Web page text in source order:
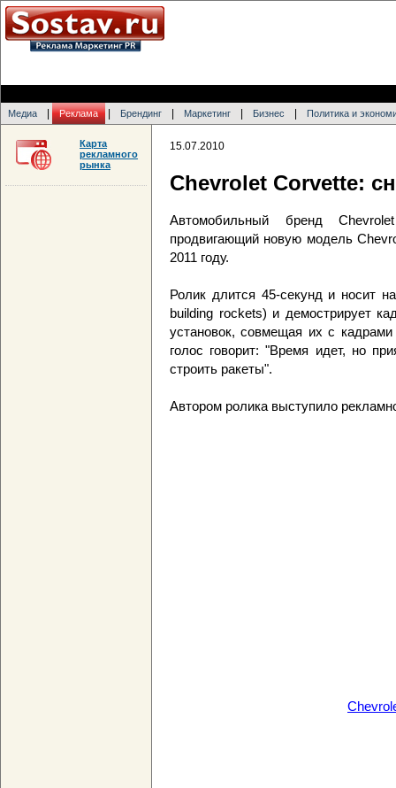
Медиа Реклама Брендинг Маркетинг Бизнес Политика и
15.07.2010
Chevrolet Corvette:
Автомобильный бренд
продвигающий новую модель
2011 году.
Ролик длится 45-секунд и носит
building rockets) и демострирует
установок, совмещая их с
голос говорит: "Время идет, но
строить ракеты".
Автором ролика выступило
Карта
рекламного
рынка